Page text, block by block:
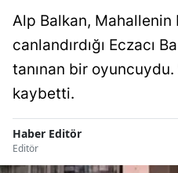
Alp Balkan, Mahallenin
canlandırdığı Eczacı
tanınan bir oyuncuydu.
kaybetti.
Haber Editör
Editör